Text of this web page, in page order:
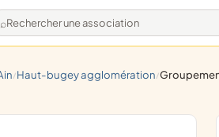
Rechercher une association
ain/ haut-bugey agglomération/ groupements